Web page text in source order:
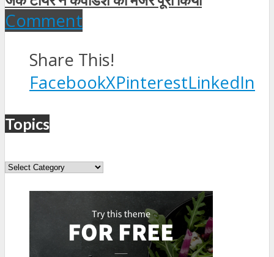
Comment
Share This!
FacebookXPinterestLinkedIn
Topics
Topics